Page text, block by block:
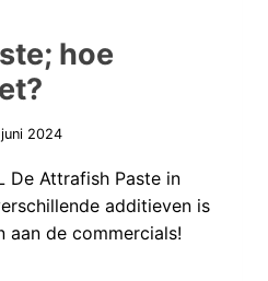
hoe
2024
De Attrafish Paste in
additieven is
aan de commercials!